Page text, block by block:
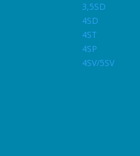
3,5SD
4SD
4ST
4SP
4SV/5SV